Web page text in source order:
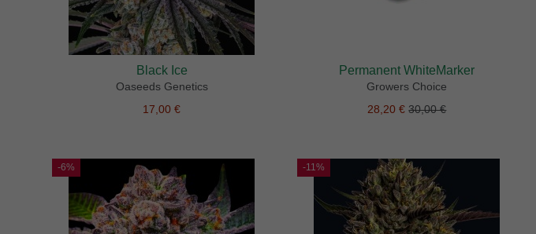
Black Ice
Oaseeds Genetics
17,00 €
Permanent WhiteMarker
Growers Choice
28,20 €30,00 €
-6% -11%